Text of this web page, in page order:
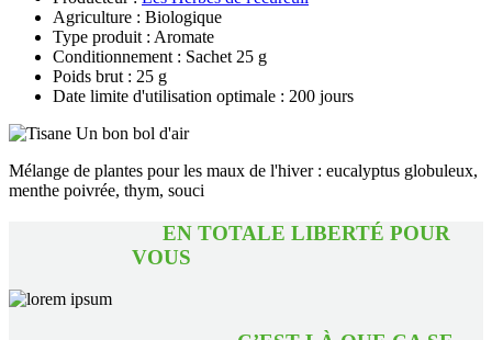
Agriculture : Biologique
Type produit : Aromate
Conditionnement : Sachet 25 g
Poids brut : 25 g
Date limite d'utilisation optimale : 200 jours
Mélange de plantes pour les maux de l'hiver : eucalyptus globuleux,
menthe poivrée, thym, souci
EN TOTALE LIBERTÉ POUR
VOUS